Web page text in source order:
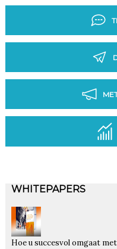
WHITEPAPERS
Hoe u succesvol omgaat